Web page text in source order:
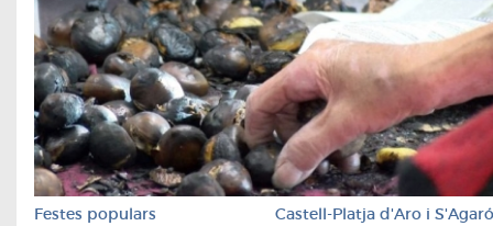
Festes populars Castell-Platja d'Aro i S'Agaró